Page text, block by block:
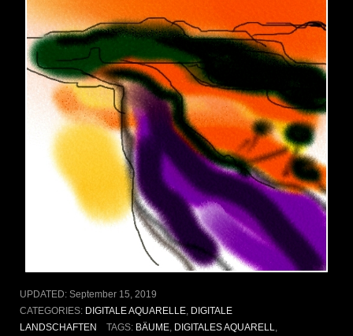
UPDATED: September 15, 2019
CATEGORIES: DIGITALE AQUARELLE DIGITALE
LANDSCHAFTEN
TAGS: BÄUME, DIGITALES AQUARELL